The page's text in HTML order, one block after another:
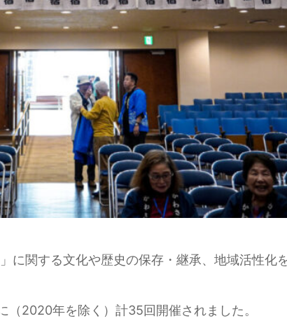
に関する文化や歴史の保存・継承、地域活性化
（2020年を除く）計35回開催されました。